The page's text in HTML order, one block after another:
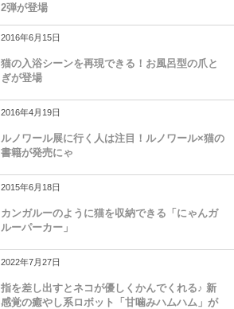
2弾が登場
2016年6月15日
猫の入浴シーンを再現できる！お風呂型の爪と
ぎが登場
2016年4月19日
ルノワール展に行く人は注目！ルノワール×猫の
書籍が発売にゃ
2015年6月18日
カンガルーのように猫を収納できる「にゃんガ
ルーパーカー」
2022年7月27日
指を差し出すとネコが優しくかんでくれる♪ 新
感覚の癒やし系ロボット「甘噛みハムハム」が